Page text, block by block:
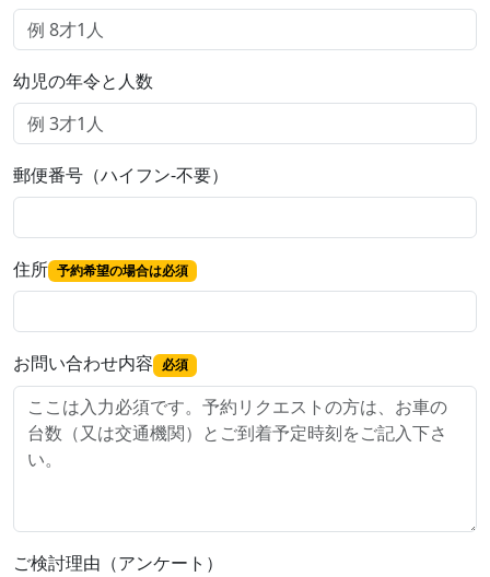
幼児の年令と人数
郵便番号（ハイフン-不要）
住所 予約希望の場合は必須
お問い合わせ内容 必須
ご検討理由（アンケート）